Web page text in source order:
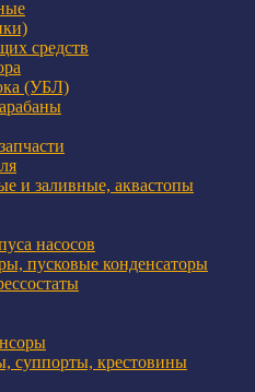
средств
(УБЛ)
и заливные, аквастопы
насосов
пусковые конденсаторы
суппорты, крестовины